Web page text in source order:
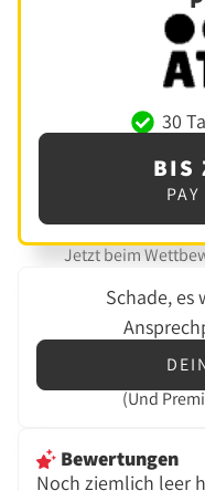
30
BIS
Jetzt beim
Schade,
(Und
Bewertungen
Noch ziemlich leer